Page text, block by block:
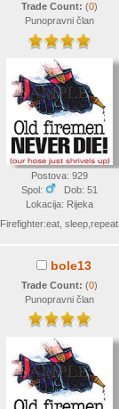
Trade Count: (0)
Punopravni član
Postova: 929
Spol:
Dob: 51
Lokacija: Rijeka
Firefighter:eat, sleep,repeat
bole13
Trade Count: (0)
Punopravni član